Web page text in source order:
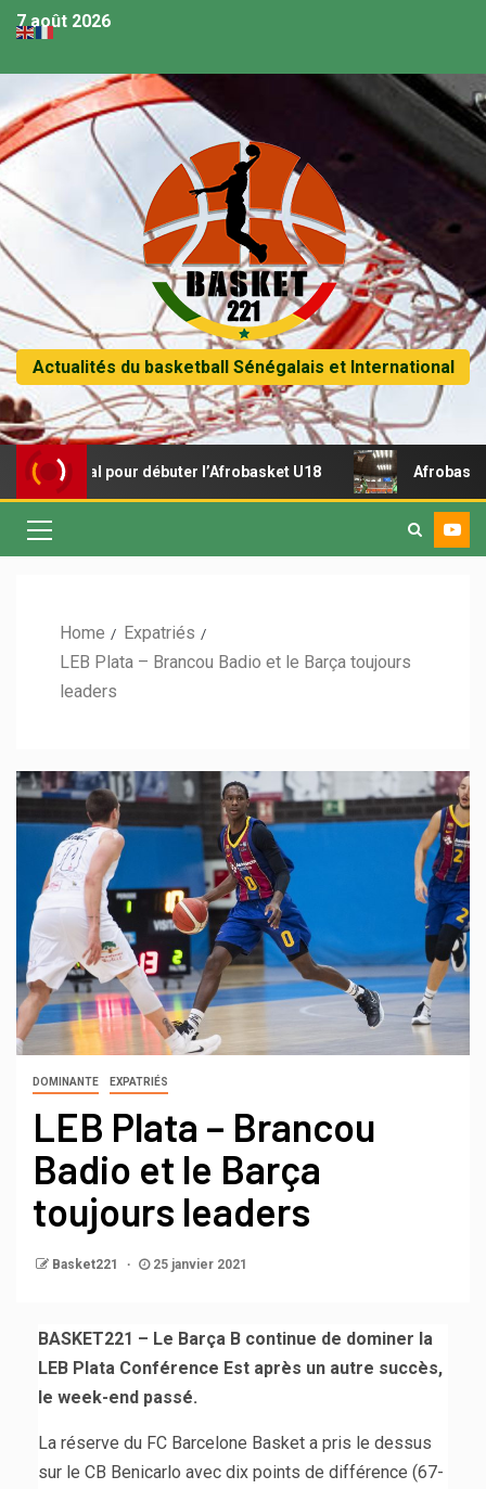
7 août 2026
Actualités du basketball Sénégalais et International
pour débuter l’Afrobasket U18 Afrobasket U18
Home
Expatriés
LEB Plata – Brancou Badio et le Barça toujours
leaders
DOMINANTE EXPATRIÉS
LEB Plata – Brancou
Badio et le Barça
toujours leaders
Basket221 25 janvier 2021
BASKET221 – Le Barça B continue de dominer la
LEB Plata Conférence Est après un autre succès,
le week-end passé.
La réserve du FC Barcelone Basket a pris le dessus
sur le CB Benicarlo avec dix points de différence (67-